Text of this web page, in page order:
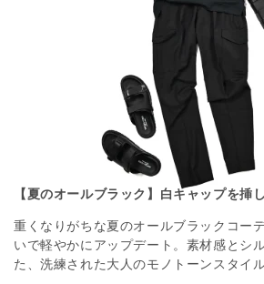
【夏のオールブラック】白キャップを挿
重くなりがちな夏のオールブラックコー
いで軽やかにアップデート。素材感とシ
た、洗練された大人のモノトーンスタイル